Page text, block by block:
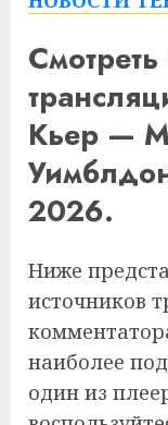
Кьер —
2026.
Ниже
источников
наиболее
один из